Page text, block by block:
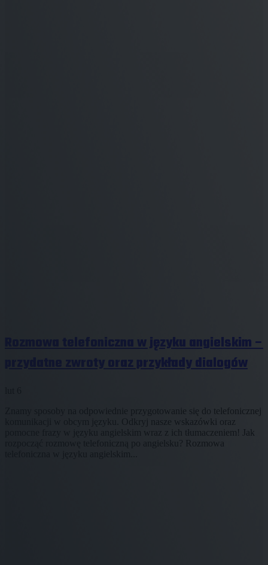
Rozmowa telefoniczna w języku angielskim –
przydatne zwroty oraz przykłady dialogów
Znamy sposoby na odpowiednie przygotowanie się do telefonicznej
komunikacji w obcym języku. Odkryj nasze wskazówki oraz
pomocne frazy w języku angielskim wraz z ich tłumaczeniem! Jak
rozpocząć rozmowę telefoniczną po angielsku? Rozmowa